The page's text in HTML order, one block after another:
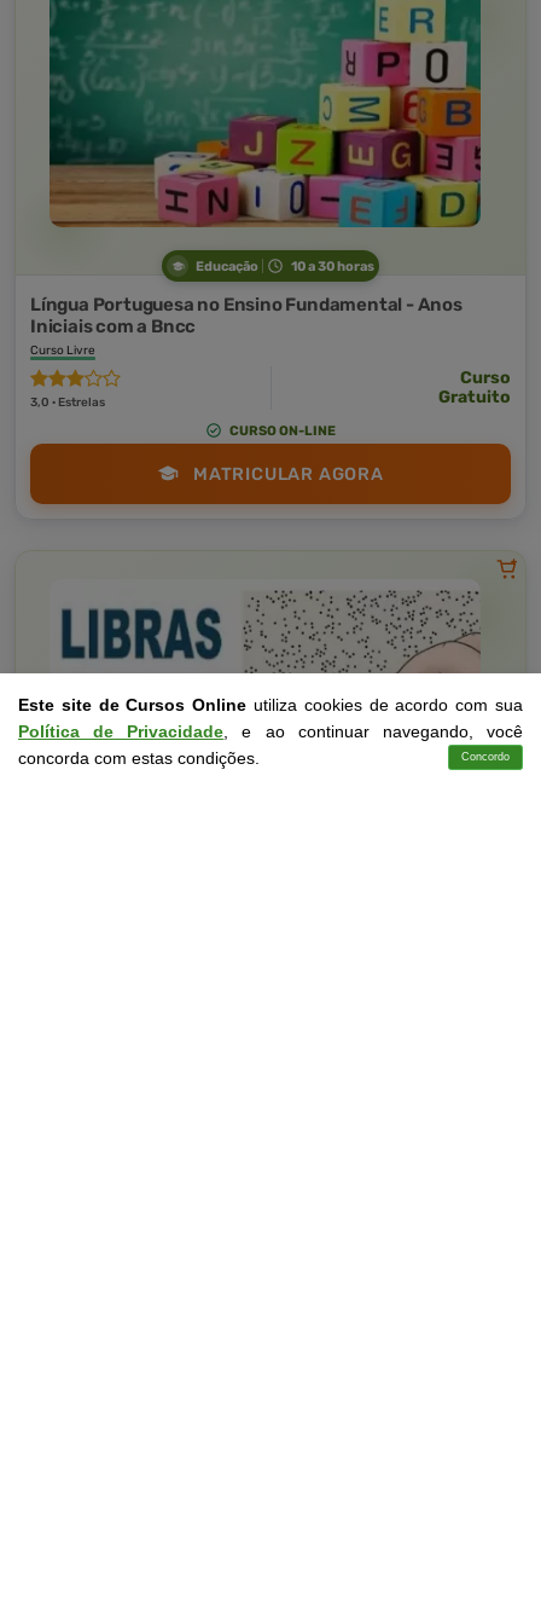
Educação 10 a 30 horas
Língua Portuguesa no Ensino Fundamental - Anos
Iniciais com a Bncc
Curso Livre
3,0 · Estrelas
Curso
Gratuito
CURSO ON-LINE
MATRICULAR AGORA
Este site de Cursos Online utiliza cookies de acordo com sua
Política de Privacidade , e ao continuar navegando, você
concorda com estas condições.
Concordo
Contato Cursos Login